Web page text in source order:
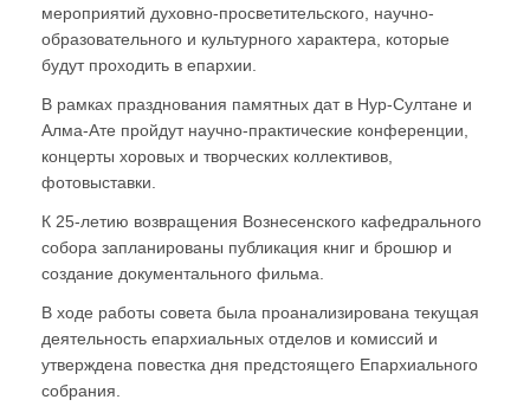
мероприятий духовно-просветительского, научно-
образовательного и культурного характера, которые
будут проходить в епархии.
В рамках празднования памятных дат в Нур-Султане и
Алма-Ате пройдут научно-практические конференции,
концерты хоровых и творческих коллективов,
фотовыставки.
К 25-летию возвращения Вознесенского кафедрального
собора запланированы публикация книг и брошюр и
создание документального фильма.
В ходе работы совета была проанализирована текущая
деятельность епархиальных отделов и комиссий и
утверждена повестка дня предстоящего Епархиального
собрания.